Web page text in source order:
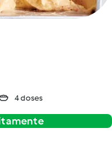
4 doses